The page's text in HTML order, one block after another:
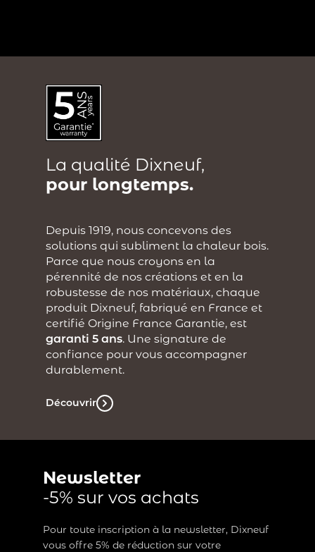
La qualité Dixneuf,
pour longtemps.
Depuis 1919, nous concevons des
solutions qui subliment la chaleur bois.
Parce que nous croyons en la
pérennité de nos créations et en la
robustesse de nos matériaux, chaque
produit Dixneuf, fabriqué en France et
certifié Origine France Garantie, est
garanti 5 ans. Une signature de
confiance pour vous accompagner
durablement.
Découvrir
Newsletter
-5% sur vos achats
Pour toute inscription à la newsletter, Dixneuf
vous offre 5% de réduction sur votre